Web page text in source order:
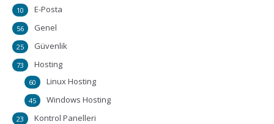
E-Posta
10
Genel
56
Güvenlik
25
Hosting
73
Linux Hosting
60
Windows Hosting
45
Kontrol Panelleri
23